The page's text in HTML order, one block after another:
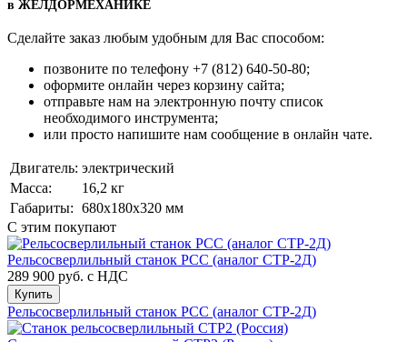
в ЖЕЛДОРМЕХАНИКЕ
Сделайте заказ любым удобным для Вас способом:
позвоните по телефону +7 (812) 640-50-80;
оформите онлайн через корзину сайта;
отправьте нам на электронную почту список
необходимого инструмента;
или просто напишите нам сообщение в онлайн чате.
Двигатель: электрический
Масса:
16,2 кг
Габариты: 680x180x320 мм
С этим покупают
Рельсосверлильный станок РСС (аналог СТР-2Д)
289 900 руб. с НДС
Купить
Рельсосверлильный станок РСС (аналог СТР-2Д)